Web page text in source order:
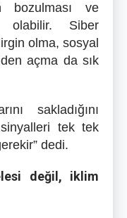
bozulması ve
Siber
olma, sosyal
açma da sık
sakladığını
tek tek
dedi.
değil, iklim